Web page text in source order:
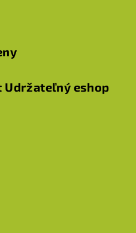
eshop